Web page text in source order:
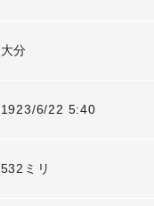
大分
1923/6/22 5:40
532ミリ